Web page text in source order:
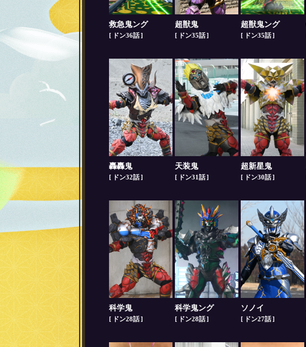
救急鬼ング
ドン36話
超獣鬼
ドン35話
超獣鬼ング
ドン35話
轟轟鬼
ドン32話
天装鬼
ドン31話
超新星鬼
ドン30話
科学鬼
ドン28話
科学鬼ング
ドン28話
ソノイ
ドン27話